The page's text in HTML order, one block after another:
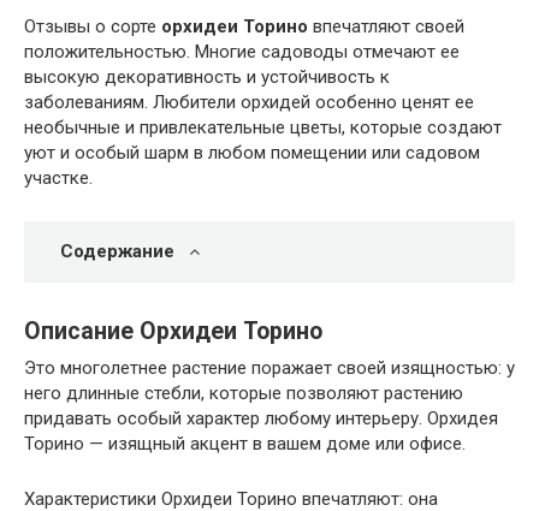
Отзывы о сорте орхидеи Торино впечатляют своей
положительностью. Многие садоводы отмечают ее
высокую декоративность и устойчивость к
заболеваниям. Любители орхидей особенно ценят ее
необычные и привлекательные цветы, которые создают
уют и особый шарм в любом помещении или садовом
участке.
Содержание
Описание Орхидеи Торино
Это многолетнее растение поражает своей изящностью: у
него длинные стебли, которые позволяют растению
придавать особый характер любому интерьеру. Орхидея
Торино — изящный акцент в вашем доме или офисе.
Характеристики Орхидеи Торино впечатляют: она